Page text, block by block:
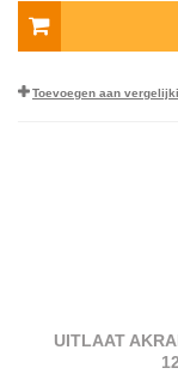
Toevoegen aan
UITLAAT